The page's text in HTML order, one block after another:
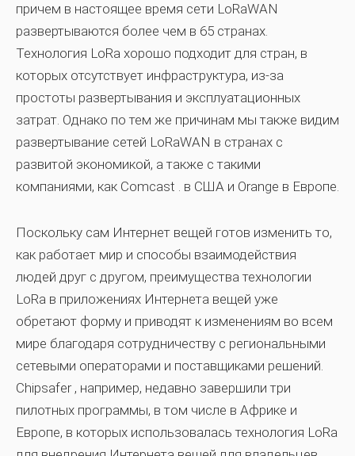
причем в настоящее время сети LoRaWAN
развертываются более чем в 65 странах.
Технология LoRa хорошо подходит для стран, в
которых отсутствует инфраструктура, из-за
простоты развертывания и эксплуатационных
затрат. Однако по тем же причинам мы также видим
развертывание сетей LoRaWAN в странах с
развитой экономикой, а также с такими
компаниями, как Comcast . в США и Orange в Европе.
Поскольку сам Интернет вещей готов изменить то,
как работает мир и способы взаимодействия
людей друг с другом, преимущества технологии
LoRa в приложениях Интернета вещей уже
обретают форму и приводят к изменениям во всем
мире благодаря сотрудничеству с региональными
сетевыми операторами и поставщиками решений.
Chipsafer , например, недавно завершили три
пилотных программы, в том числе в Африке и
Европе, в которых использовалась технология LoRa